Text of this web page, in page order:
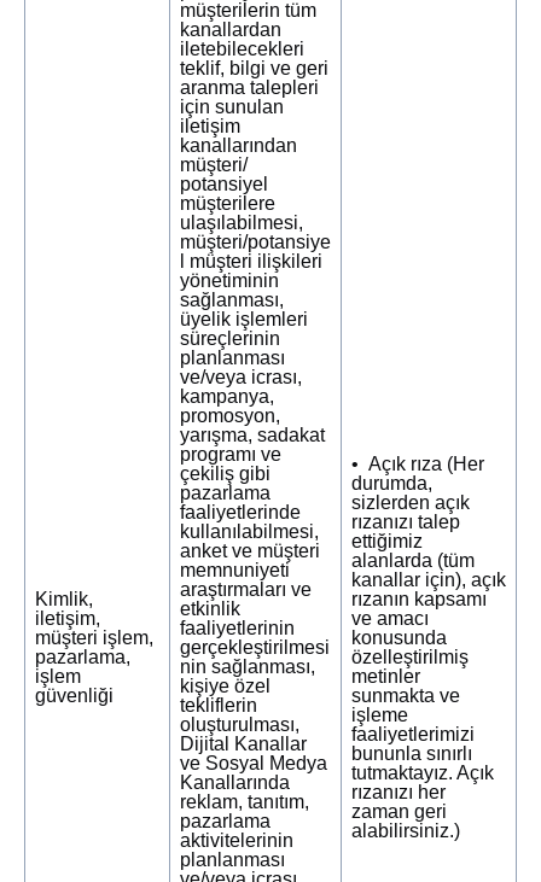
Kimlik,
iletişim,
müşteri işlem,
pazarlama,
işlem
güvenliği
müşterilerin tüm
kanallardan
iletebilecekleri
teklif, bilgi ve geri
aranma talepleri
için sunulan
iletişim
kanallarından
müşteri/
potansiyel
müşterilere
ulaşılabilmesi,
müşteri/potansiye
l müşteri ilişkileri
yönetiminin
sağlanması,
üyelik işlemleri
süreçlerinin
planlanması
ve/veya icrası,
kampanya,
promosyon,
yarışma, sadakat
programı ve
çekiliş gibi
pazarlama
faaliyetlerinde
kullanılabilmesi,
anket ve müşteri
memnuniyeti
araştırmaları ve
etkinlik
faaliyetlerinin
gerçekleştirilmesi
nin sağlanması,
kişiye özel
tekliflerin
oluşturulması,
Dijital Kanallar
ve Sosyal Medya
Kanallarında
reklam, tanıtım,
pazarlama
aktivitelerinin
planlanması
• Açık rıza (Her
durumda,
sizlerden açık
rızanızı talep
ettiğimiz
alanlarda (tüm
kanallar için), açık
rızanın kapsamı
ve amacı
konusunda
özelleştirilmiş
metinler
sunmakta ve
işleme
faaliyetlerimizi
bununla sınırlı
tutmaktayız. Açık
rızanızı her
zaman geri
alabilirsiniz.)